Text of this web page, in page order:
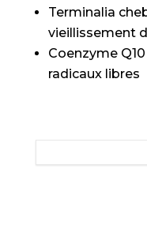
Terminalia
vieillissement
Coenzyme
radicaux libres